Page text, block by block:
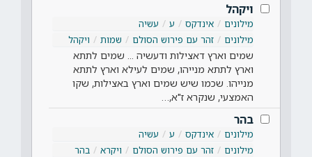
ויקהל
מילונים אינדקס ע
עשיה
מילונים
זהר עם פירוש הסולם שמות ויקהל
שמים וארץ דאצילות ודעשיה ... שמים לתתא
וארץ לתתא מנייהו, שמים לעילא וארץ לתתא
מנייהו. שכמו שיש שמים וארץ באצילות, שקו
האמצעי, שנקרא ז"א,…
בהר
מילונים אינדקס ע
עשיה
מילונים
זהר עם פירוש הסולם ויקרא בהר